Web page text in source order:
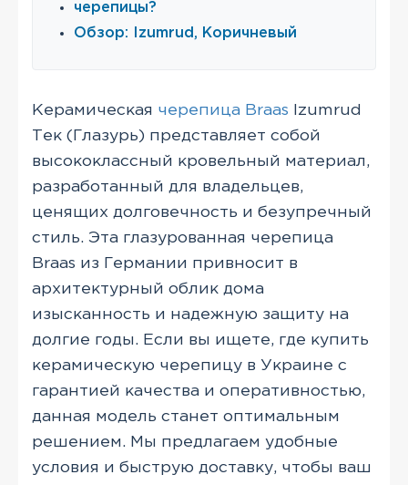
черепицы?
Обзор: Izumrud, Коричневый
Керамическая черепица Braas Izumrud
Тек (Глазурь) представляет собой
высококлассный кровельный материал,
разработанный для владельцев,
ценящих долговечность и безупречный
стиль. Эта глазурованная черепица
Braas из Германии привносит в
архитектурный облик дома
изысканность и надежную защиту на
долгие годы. Если вы ищете, где купить
керамическую черепицу в Украине с
гарантией качества и оперативностью,
данная модель станет оптимальным
решением. Мы предлагаем удобные
условия и быструю доставку, чтобы ваш